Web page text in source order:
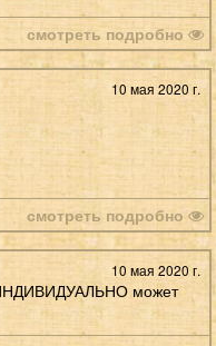
смотреть подробно
10 мая 2020 г.
смотреть подробно
10 мая 2020 г.
ИНДИВИДУАЛЬНО может